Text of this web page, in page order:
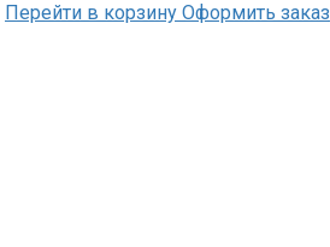
Перейти в корзину Оформить заказ